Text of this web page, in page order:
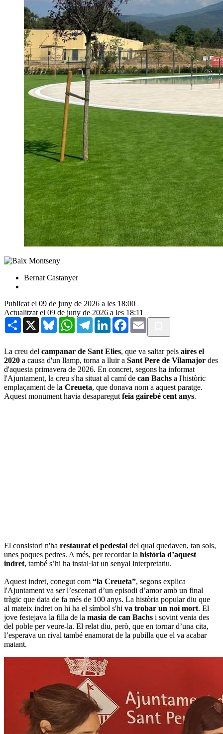
Bernat Castanyer
Publicat el 09 de juny de 2026 a les 18:00
Actualitzat el 09 de juny de 2026 a les 18:11
Share X BlueskyWhatsAppTelegramLinkedInFacebook
Email
La creu del campanar de Sant Elies, que va saltar pels aires el
2020 a causa d'un llamp, torna a lluir a Sant Pere de Vilamajor des
d'aquesta primavera de 2026. En concret, segons ha informat
l'Ajuntament, la creu s'ha situat al camí de can Bachs a l'històric
emplaçament de la Creueta, que donava nom a aquest paratge.
Aquest monument havia desaparegut feia gairebé cent anys.
El consistori n'ha restaurat el pedestal del qual quedaven, tan sols,
unes poques pedres. A més, per recordar la història d’aquest
indret, també s’hi ha instal·lat un senyal interpretatiu.
Aquest indret, conegut com “la Creueta”, segons explica
l'Ajuntament va ser l’escenari d’un episodi d’amor amb un final
tràgic que data de fa més de 100 anys. La història popular diu que
al mateix indret on hi ha el símbol s'hi va trobar un noi mort. El
jove festejava la filla de la masia de can Bachs i sovint venia des
del poble per veure-la. El relat diu, però, que en tornar d’una cita,
l’esperava un rival també enamorat de la pubilla que el va acabar
matant.